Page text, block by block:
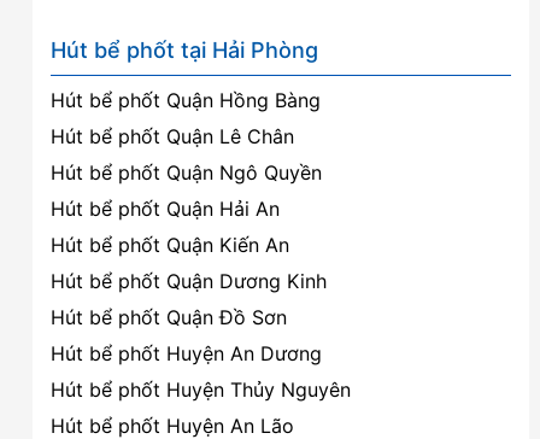
Hút bể phốt tại Hải Phòng
Hút bể phốt Quận Hồng Bàng
Hút bể phốt Quận Lê Chân
Hút bể phốt Quận Ngô Quyền
Hút bể phốt Quận Hải An
Hút bể phốt Quận Kiến An
Hút bể phốt Quận Dương Kinh
Hút bể phốt Quận Đồ Sơn
Hút bể phốt Huyện An Dương
Hút bể phốt Huyện Thủy Nguyên
Hút bể phốt Huyện An Lão